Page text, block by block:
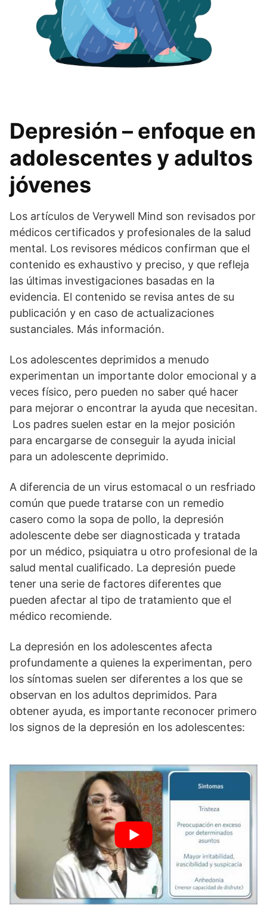
Depresión – enfoque en
adolescentes y adultos
jóvenes
Los artículos de Verywell Mind son revisados por
médicos certificados y profesionales de la salud
mental. Los revisores médicos confirman que el
contenido es exhaustivo y preciso, y que refleja
las últimas investigaciones basadas en la
evidencia. El contenido se revisa antes de su
publicación y en caso de actualizaciones
sustanciales. Más información.
Los adolescentes deprimidos a menudo
experimentan un importante dolor emocional y a
veces físico, pero pueden no saber qué hacer
para mejorar o encontrar la ayuda que necesitan.
Los padres suelen estar en la mejor posición
para encargarse de conseguir la ayuda inicial
para un adolescente deprimido.
A diferencia de un virus estomacal o un resfriado
común que puede tratarse con un remedio
casero como la sopa de pollo, la depresión
adolescente debe ser diagnosticada y tratada
por un médico, psiquiatra u otro profesional de la
salud mental cualificado. La depresión puede
tener una serie de factores diferentes que
pueden afectar al tipo de tratamiento que el
médico recomiende.
La depresión en los adolescentes afecta
profundamente a quienes la experimentan, pero
los síntomas suelen ser diferentes a los que se
observan en los adultos deprimidos. Para
obtener ayuda, es importante reconocer primero
los signos de la depresión en los adolescentes: